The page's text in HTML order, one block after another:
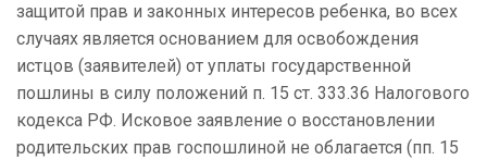
защитой прав и законных интересов ребенка, во всех
случаях является основанием для освобождения
истцов (заявителей) от уплаты государственной
пошлины в силу положений п. 15 ст. 333.36 Налогового
кодекса РФ. Исковое заявление о восстановлении
родительских прав госпошлиной не облагается (пп. 15